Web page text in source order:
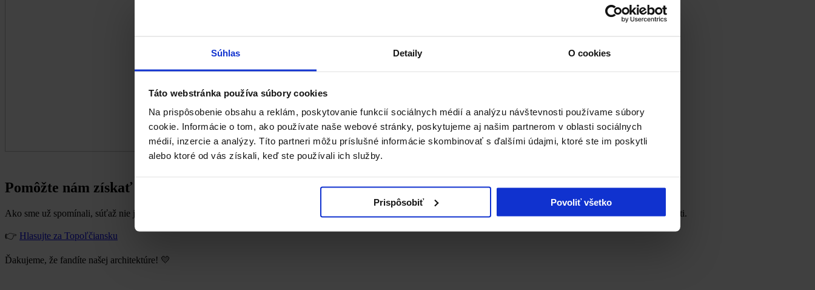
Súhlas Detaily O cookies
Táto webstránka používa súbory cookies
Na prispôsobenie obsahu a reklám, poskytovanie funkcií sociálnych médií a analýzu návštevnosti používame súbory
cookie. Informácie o tom, ako používate naše webové stránky, poskytujeme aj našim partnerom v oblasti sociálnych
médií, inzercie a analýzy. Títo partneri môžu príslušné informácie skombinovať s ďalšími údajmi, ktoré ste im poskytli
alebo ktoré od vás získali, keď ste používali ich služby.
Prispôsobiť Povoliť všetko
Pomôžte nám získať
Ako sme už spomínali, súťaž nie je len o názore odbornej poroty – rozhodnúť môžete aj vy! Podporte projekt Topoľčianska svojim hlasom a pomôžte nám získať Cenu verejnosti.
👉 Hlasujte za Topoľčiansku
Ďakujeme, že fandíte našej architektúre! 💛